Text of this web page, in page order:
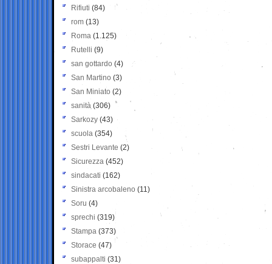
Rifiuti (84)
rom (13)
Roma (1.125)
Rutelli (9)
san gottardo (4)
San Martino (3)
San Miniato (2)
sanità (306)
Sarkozy (43)
scuola (354)
Sestri Levante (2)
Sicurezza (452)
sindacati (162)
Sinistra arcobaleno (11)
Soru (4)
sprechi (319)
Stampa (373)
Storace (47)
subappalti (31)